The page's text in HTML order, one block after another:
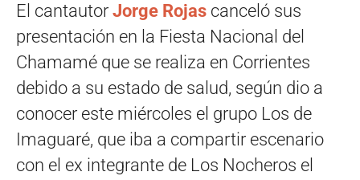
El cantautor Jorge Rojas canceló sus
presentación en la Fiesta Nacional del
Chamamé que se realiza en Corrientes
debido a su estado de salud, según dio a
conocer este miércoles el grupo Los de
Imaguaré, que iba a compartir escenario
con el ex integrante de Los Nocheros el